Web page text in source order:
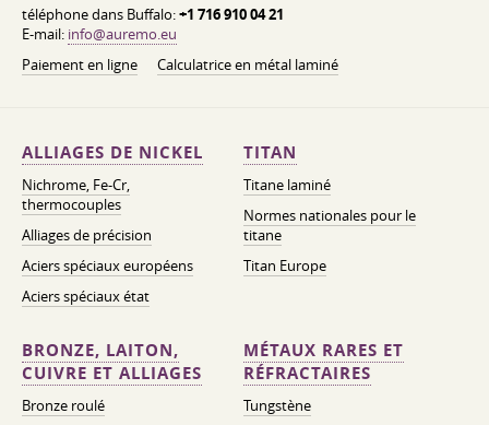
téléphone dans Buffalo:+1 716 910 04 21
E-mail: info@auremo.eu
Paiement en ligne
Calculatrice en métal laminé
ALLIAGES DE NICKEL
Nichrome, Fe-Cr,
thermocouples
Alliages de précision
Aciers spéciaux européens
Aciers spéciaux état
TITAN
Titane laminé
Normes nationales pour le
titane
Titan Europe
BRONZE, LAITON,
CUIVRE ET ALLIAGES
Bronze roulé
MÉTAUX RARES ET
RÉFRACTAIRES
Tungstène